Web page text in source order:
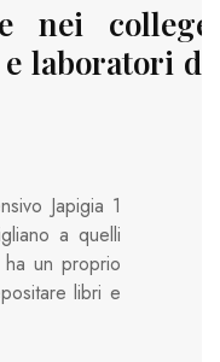
nei college
laboratori di
Japigia 1
a quelli
ha un proprio
libri e